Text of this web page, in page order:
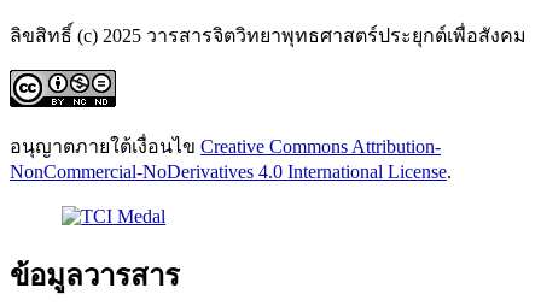
ลิขสิทธิ์ (c) 2025 วารสารจิตวิทยาพุทธศาสตร์ประยุกต์เพื่อสังคม
อนุญาตภายใต้เงื่อนไข Creative Commons Attribution-
NonCommercial-NoDerivatives 4.0 International License.
ข้อมูลวารสาร